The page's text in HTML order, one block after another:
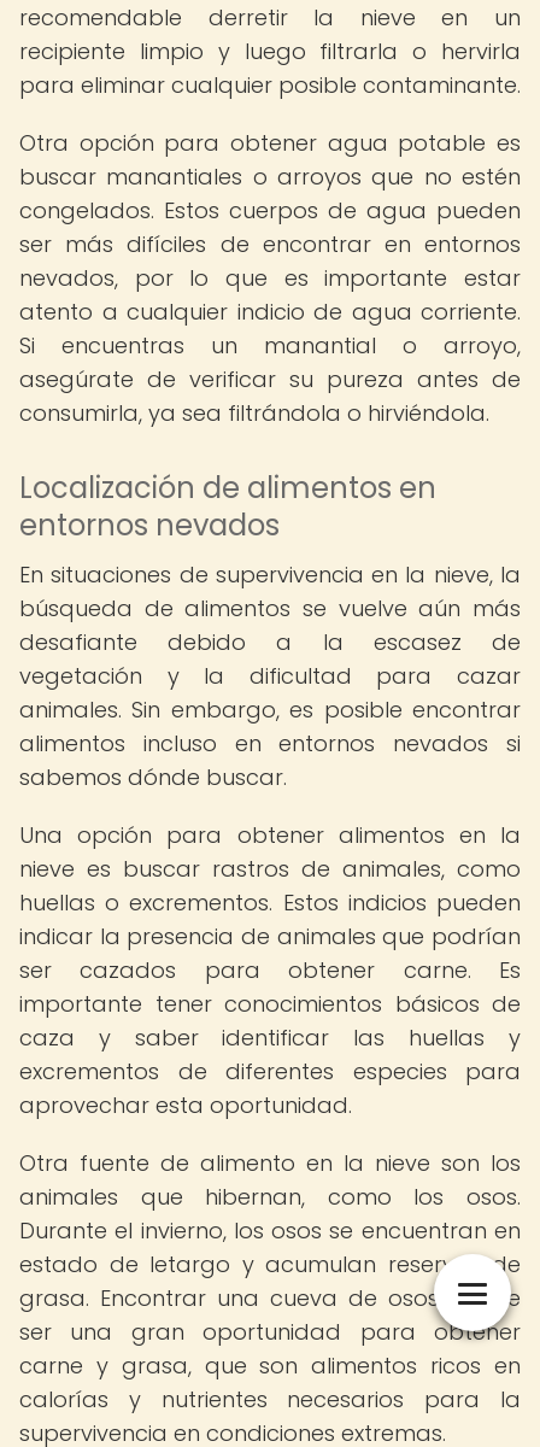
recomendable derretir la nieve en un
recipiente limpio y luego filtrarla o hervirla
para eliminar cualquier posible contaminante.
Otra opción para obtener agua potable es
buscar manantiales o arroyos que no estén
congelados. Estos cuerpos de agua pueden
ser más difíciles de encontrar en entornos
nevados, por lo que es importante estar
atento a cualquier indicio de agua corriente.
Si encuentras un manantial o arroyo,
asegúrate de verificar su pureza antes de
consumirla, ya sea filtrándola o hirviéndola.
Localización de alimentos en
entornos nevados
En situaciones de supervivencia en la nieve, la
búsqueda de alimentos se vuelve aún más
desafiante debido a la escasez de
vegetación y la dificultad para cazar
animales. Sin embargo, es posible encontrar
alimentos incluso en entornos nevados si
sabemos dónde buscar.
Una opción para obtener alimentos en la
nieve es buscar rastros de animales, como
huellas o excrementos. Estos indicios pueden
indicar la presencia de animales que podrían
ser cazados para obtener carne. Es
importante tener conocimientos básicos de
caza y saber identificar las huellas y
excrementos de diferentes especies para
aprovechar esta oportunidad.
Otra fuente de alimento en la nieve son los
animales que hibernan, como los osos.
Durante el invierno, los osos se encuentran en
estado de letargo y acumulan reservas de
grasa. Encontrar una cueva de osos puede
ser una gran oportunidad para obtener
carne y grasa, que son alimentos ricos en
calorías y nutrientes necesarios para la
supervivencia en condiciones extremas.